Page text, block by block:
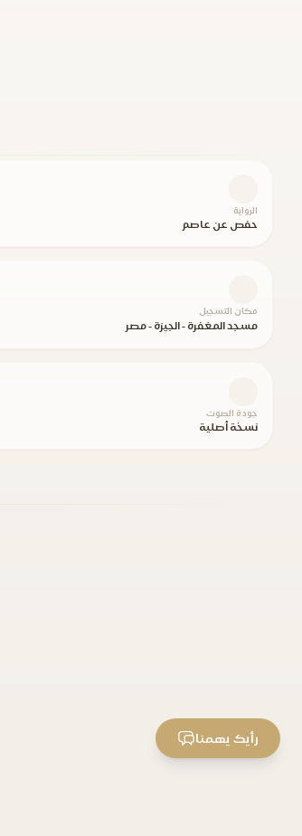
الرواية
حفص عن عاصم
مكان التسجيل
مسجد المغفرة - الجيزة - مصر
جودة الصوت
نسخة أصلية
رأيك يهمنا